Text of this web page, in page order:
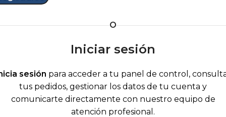
O
Iniciar sesión
sesión para acceder a tu panel de control,
tus pedidos, gestionar los datos de tu cuenta y
comunicarte directamente con nuestro equipo de
atención profesional.